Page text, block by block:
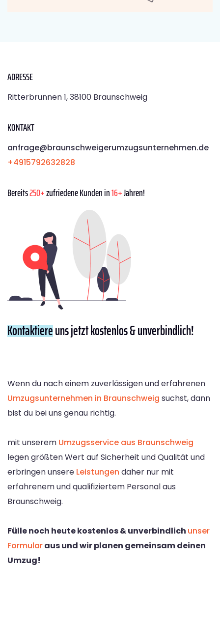
ADRESSE
Ritterbrunnen 1, 38100 Braunschweig
KONTAKT
anfrage@braunschweigerumzugsunternehmen.de
+4915792632828
Bereits250+zufriedene Kunden in16+Jahren!
Kontaktiereuns jetzt kostenlos & unverbindlich!
Wenn du nach einem zuverlässigen und erfahrenen
Umzugsunternehmen in Braunschweig suchst, dann
bist du bei uns genau richtig.
mit unserem Umzugsservice aus Braunschweig
legen größten Wert auf Sicherheit und Qualität und
erbringen unsere Leistungen daher nur mit
erfahrenem und qualifiziertem Personal aus
Braunschweig.
Fülle noch heute kostenlos & unverbindlich unser
Formularaus und wir planen gemeinsam deinen
Umzug!